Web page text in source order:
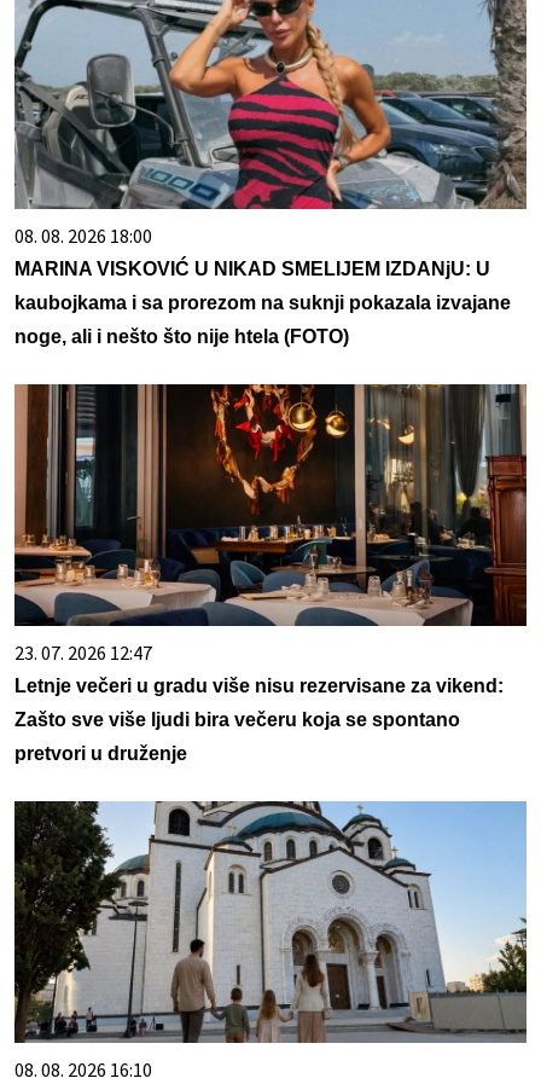
08. 08. 2026 18:00
MARINA VISKOVIĆ U NIKAD SMELIJEM IZDANjU: U
kaubojkama i sa prorezom na suknji pokazala izvajane
noge, ali i nešto što nije htela (FOTO)
23. 07. 2026 12:47
Letnje večeri u gradu više nisu rezervisane za vikend:
Zašto sve više ljudi bira večeru koja se spontano
pretvori u druženje
08. 08. 2026 16:10